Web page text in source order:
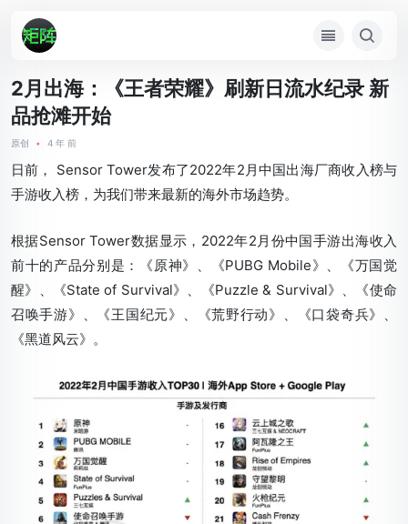
2月出海：《王者荣耀》刷新日流水纪录 新
品抢滩开始
原创 • 4 年 前
日前， Sensor Tower发布了2022年2月中国出海厂商收入榜与
手游收入榜，为我们带来最新的海外市场趋势。
根据Sensor Tower数据显示，2022年2月份中国手游出海收入
前十的产品分别是：《原神》、《PUBG Mobile》、《万国觉
醒》、《State of Survival》、《Puzzle & Survival》、《使命
召唤手游》、《王国纪元》、《荒野行动》、《口袋奇兵》、
《黑道风云》。